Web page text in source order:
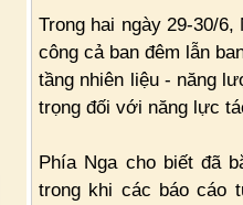
Trong hai ngày 29-30/
công cả ban đêm lẫn
tầng nhiên liệu - năng
trọng đối với năng lực
Phía Nga cho biết đã
trong khi các báo cáo